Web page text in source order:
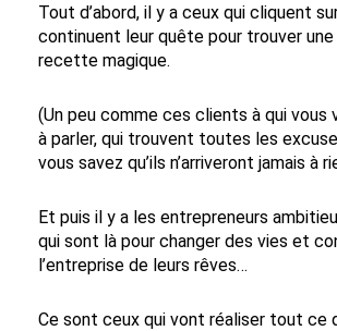
Tout d’abord, il y a ceux qui cliquent
continuent leur quête pour trouver
recette magique.
(Un peu comme ces clients à qui vous
à parler, qui trouvent toutes les
vous savez qu’ils n’arriveront jamais à
Et puis il y a les entrepreneurs
qui sont là pour changer des vies et
l’entreprise de leurs rêves…
Ce sont ceux qui vont réaliser tout ce